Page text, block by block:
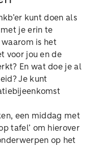
kunt doen als
met je erin te
is het
voor jou en de
En wat doe je al
Je kunt
een middag met
tafel’ om hierover
op het